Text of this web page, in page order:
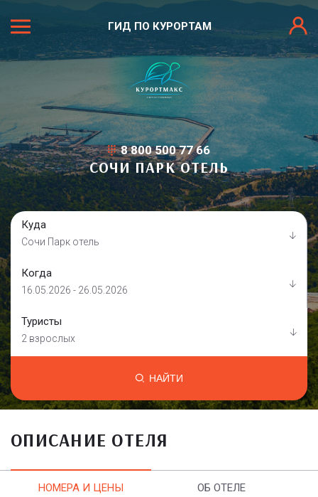
ГИД ПО КУРОРТАМ
8 800 500 77 66
СОЧИ ПАРК ОТЕЛЬ
Куда
Сочи Парк отель
Когда
16.05.2026 - 26.05.2026
Туристы
2 взрослых
НАЙТИ
ОПИСАНИЕ ОТЕЛЯ
НОМЕРА И ЦЕНЫ ОБ ОТЕЛЕ